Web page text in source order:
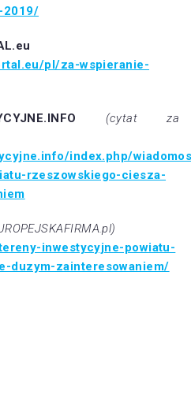
2019/
pl/za-wspieranie-
(cytat za
index.php/
rzeszowskiego-ciesza-
inwestycyjne-powiatu-
duzym-zainteresowaniem/